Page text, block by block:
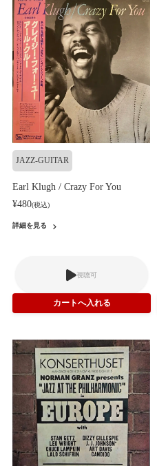
JAZZ-GUITAR
Earl Klugh / Crazy For You
¥480(税込)
詳細を見る
視聴可